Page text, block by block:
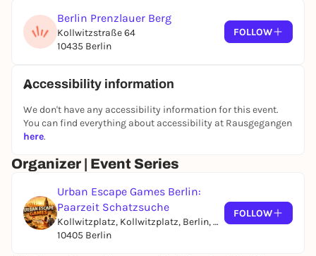
Berlin Prenzlauer Berg
Kollwitzstraße 64
10435 Berlin
FOLLOW
Accessibility information
We don't have any accessibility information for this event.
You can find everything about accessibility at Rausgegangen
here.
Organizer | Event Series
Urban Escape Games Berlin:
Paarzeit Schatzsuche
Kollwitzplatz, Kollwitzplatz, Berlin, Germany
10405 Berlin
FOLLOW